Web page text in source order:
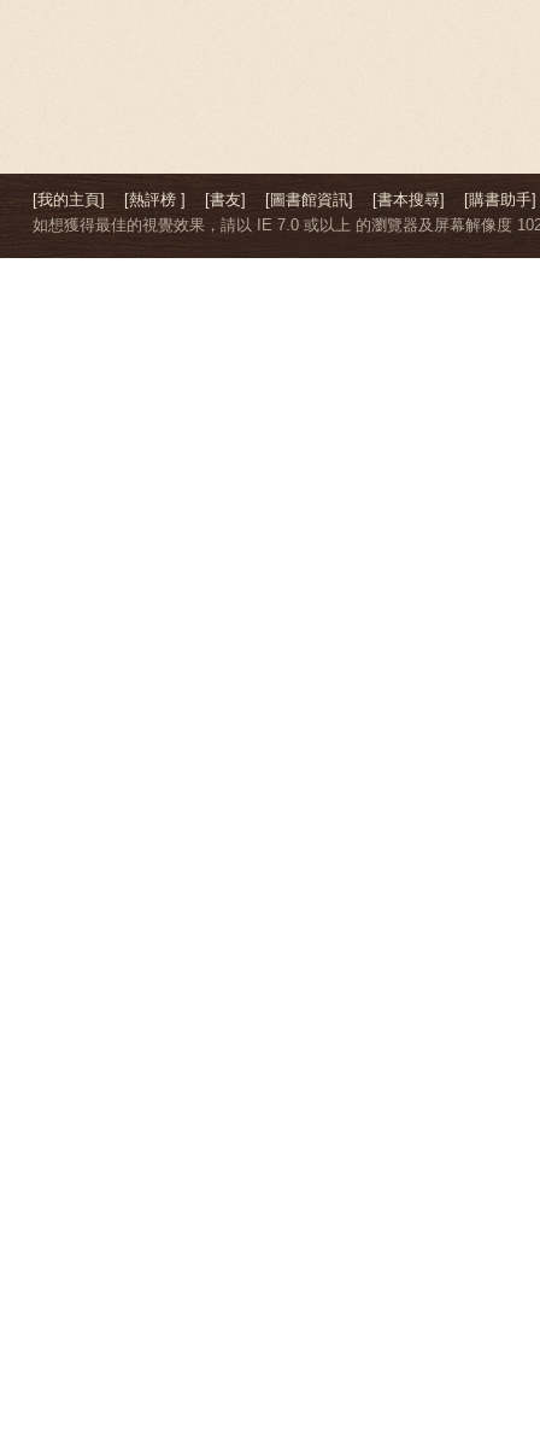
[我的主頁] [熱評榜 ] [書友] [圖書館資訊] [書本搜尋]
[購書助手]
如想獲得最佳的視覺效果，請以 IE 7.0 或以上 的瀏覽器及屏幕解像度